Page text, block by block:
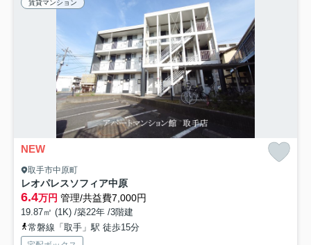
賃貸マンション
NEW
取手市中原町
レオパレスソフィア中原
6.4万円 管理/共益費7,000円
19.87㎡ (1K) /築22年 /3階建
常磐線「取手」駅 徒歩15分